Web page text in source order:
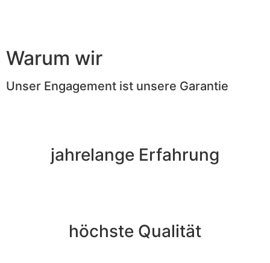
Warum wir
Unser Engagement ist unsere Garantie
jahrelange Erfahrung
höchste Qualität